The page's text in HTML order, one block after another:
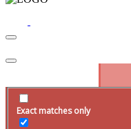
Exact matches only